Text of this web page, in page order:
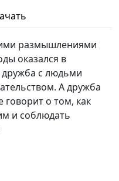
Ибрагимова
Дементьева
Боронин
Кириченко
Новосёлова
размышлениями
оказался в
с людьми
А дружба
о том, как
и соблюдать